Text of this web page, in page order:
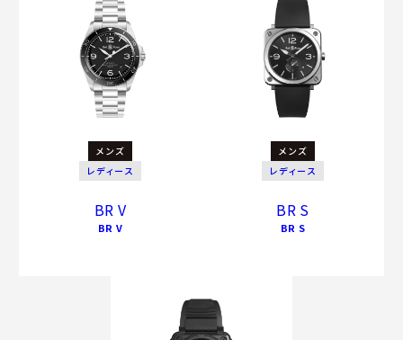
メンズ
レディース
BR V
BR V
メンズ
レディース
BR S
BR S